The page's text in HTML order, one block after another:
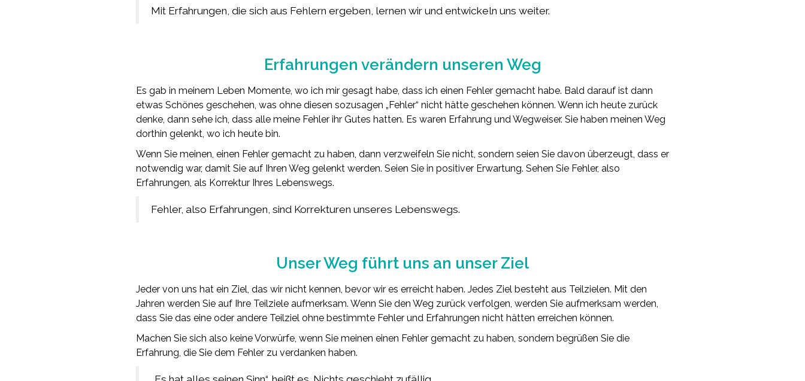
Mit Erfahrungen, die sich aus Fehlern ergeben, lernen wir und entwickeln uns weiter.
Erfahrungen verändern unseren Weg
Es gab in meinem Leben Momente, wo ich mir gesagt habe, dass ich einen Fehler gemacht habe. Bald darauf ist dann
etwas Schönes geschehen, was ohne diesen sozusagen „Fehler“ nicht hätte geschehen können. Wenn ich heute zurück
denke, dann sehe ich, dass alle meine Fehler ihr Gutes hatten. Es waren Erfahrung und Wegweiser. Sie haben meinen Weg
dorthin gelenkt, wo ich heute bin.
Wenn Sie meinen, einen Fehler gemacht zu haben, dann verzweifeln Sie nicht, sondern seien Sie davon überzeugt, dass er
notwendig war, damit Sie auf Ihren Weg gelenkt werden. Seien Sie in positiver Erwartung. Sehen Sie Fehler, also
Erfahrungen, als Korrektur Ihres Lebenswegs.
Fehler, also Erfahrungen, sind Korrekturen unseres Lebenswegs.
Unser Weg führt uns an unser Ziel
Jeder von uns hat ein Ziel, das wir nicht kennen, bevor wir es erreicht haben. Jedes Ziel besteht aus Teilzielen. Mit den
Jahren werden Sie auf Ihre Teilziele aufmerksam. Wenn Sie den Weg zurück verfolgen, werden Sie aufmerksam werden,
dass Sie das eine oder andere Teilziel ohne bestimmte Fehler und Erfahrungen nicht hätten erreichen können.
Machen Sie sich also keine Vorwürfe, wenn Sie meinen einen Fehler gemacht zu haben, sondern begrüßen Sie die
Erfahrung, die Sie dem Fehler zu verdanken haben.